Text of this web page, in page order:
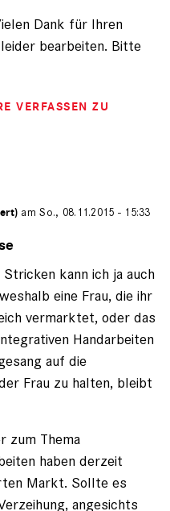
Dank für Ihren
bearbeiten. Bitte
VERFASSEN ZU
am So., 08.11.2015 - 15:33
kann ich ja auch
eine Frau, die ihr
vermarktet, oder das
Handarbeiten
auf die
Frau zu halten, bleibt
zum Thema
haben derzeit
Markt. Sollte es
angesichts